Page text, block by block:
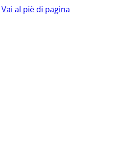
Vai al piè di pagina